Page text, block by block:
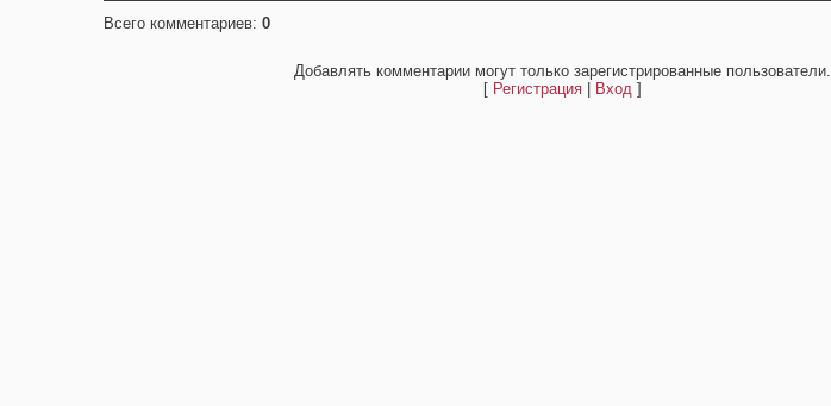
Всего комментариев: 0
Добавлять комментарии могут только зарегистрированные пользователи.
[ Регистрация| Вход]